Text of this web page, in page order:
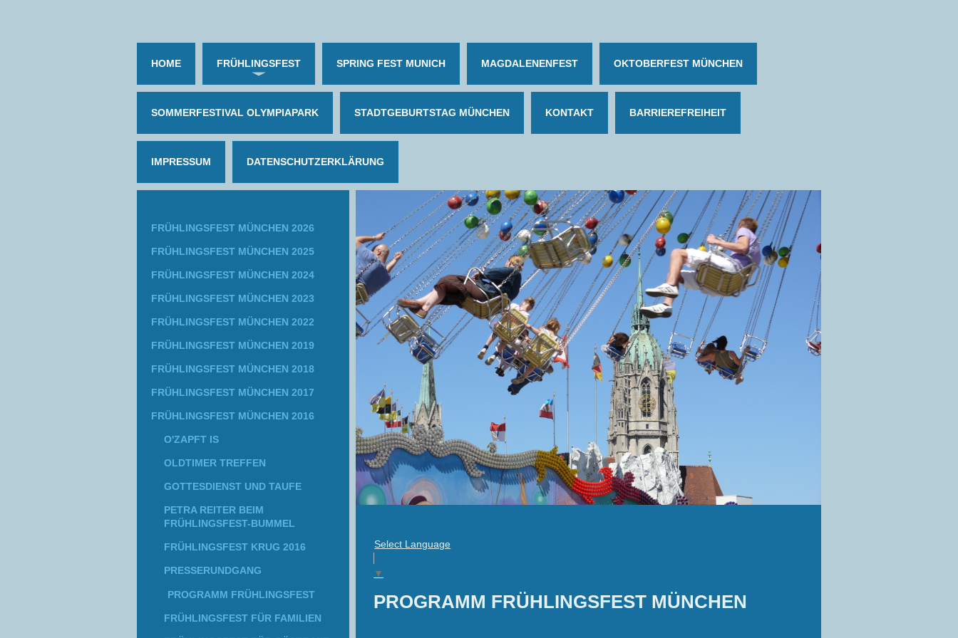
HOME FRÜHLINGSFEST SPRING FEST MUNICH MAGDALENENFEST OKTOBERFEST MÜNCHEN
SOMMERFESTIVAL OLYMPIAPARK STADTGEBURTSTAG MÜNCHEN KONTAKT BARRIEREFREIHEIT
IMPRESSUM DATENSCHUTZERKLÄRUNG
Select Language
▼
PROGRAMM FRÜHLINGSFEST MÜNCHEN
FRÜHLINGSFEST MÜNCHEN 2026
FRÜHLINGSFEST MÜNCHEN 2025
FRÜHLINGSFEST MÜNCHEN 2024
FRÜHLINGSFEST MÜNCHEN 2023
FRÜHLINGSFEST MÜNCHEN 2022
FRÜHLINGSFEST MÜNCHEN 2019
FRÜHLINGSFEST MÜNCHEN 2018
FRÜHLINGSFEST MÜNCHEN 2017
FRÜHLINGSFEST MÜNCHEN 2016
O'ZAPFT IS
OLDTIMER TREFFEN
GOTTESDIENST UND TAUFE
PETRA REITER BEIM
FRÜHLINGSFEST-BUMMEL
FRÜHLINGSFEST KRUG 2016
PRESSERUNDGANG
PROGRAMM FRÜHLINGSFEST
FRÜHLINGSFEST FÜR FAMILIEN